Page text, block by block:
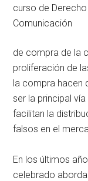
curso de
Comunicación
de compra de la
proliferación de
la compra hacen
ser la principal
facilitan la
falsos en el
En los últimos
celebrado